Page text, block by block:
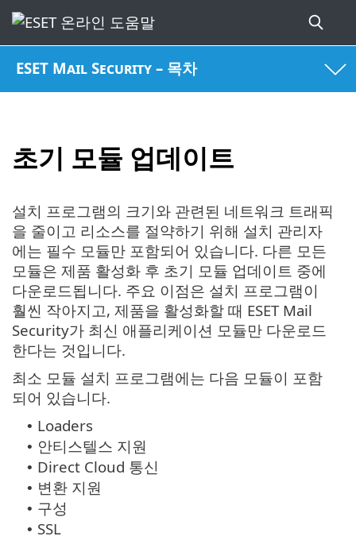
ESET Mail Security – 목차
초기 모듈 업데이트
설치 프로그램의 크기와 관련된 네트워크 트래픽
을 줄이고 리소스를 절약하기 위해 설치 관리자
에는 필수 모듈만 포함되어 있습니다. 다른 모든
모듈은 제품 활성화 후 초기 모듈 업데이트 중에
다운로드됩니다. 주요 이점은 설치 프로그램이
훨씬 작아지고, 제품을 활성화할 때 ESET Mail
Security가 최신 애플리케이션 모듈만 다운로드
한다는 것입니다.
최소 모듈 설치 프로그램에는 다음 모듈이 포함
되어 있습니다.
• Loaders
• 안티스텔스 지원
• Direct Cloud 통신
• 변환 지원
• 구성
• SSL